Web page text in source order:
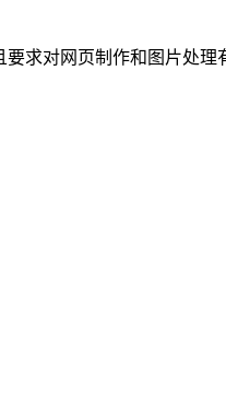
求对网页制作和图片处